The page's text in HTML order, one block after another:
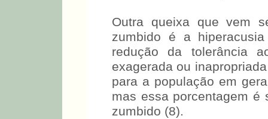
Outra queixa que vem
zumbido é a
redução da tolerância
exagerada ou
para a população em
mas essa porcentagem é
zumbido (8).